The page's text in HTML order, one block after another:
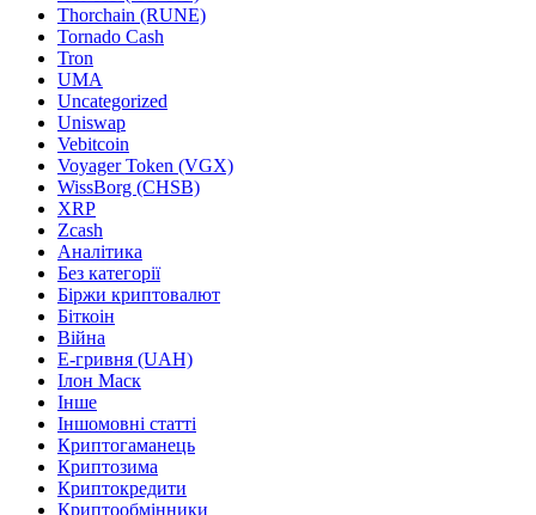
Thorchain (RUNE)
Tornado Cash
Tron
UMA
Uncategorized
Uniswap
Vebitcoin
Voyager Token (VGX)
WissBorg (CHSB)
XRP
Zcash
Аналітика
Без категорії
Біржи криптовалют
Біткоін
Війна
Е-гривня (UAH)
Ілон Маск
Інше
Іншомовні статті
Криптогаманець
Криптозима
Криптокредити
Криптообмінники